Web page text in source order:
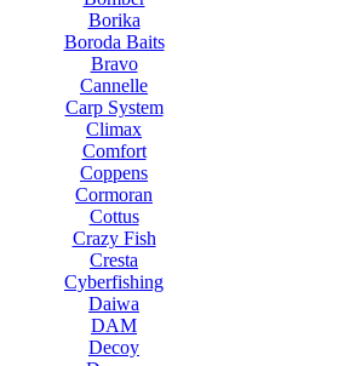
Borika
Boroda Baits
Bravo
Cannelle
Carp System
Climax
Comfort
Coppens
Cormoran
Cottus
Crazy Fish
Cresta
Cyberfishing
Daiwa
DAM
Decoy